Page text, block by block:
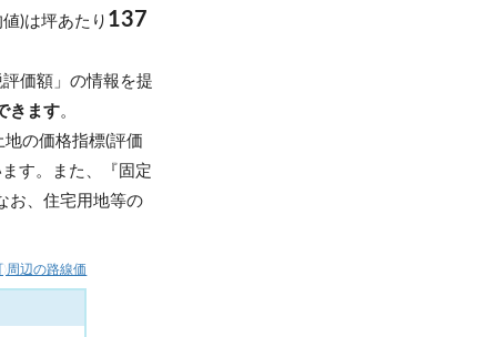
値)は坪あたり 137
価額」の情報を提
きます。
の価格指標(評価
す。また、『固定
お、住宅用地等の
周辺の路線価